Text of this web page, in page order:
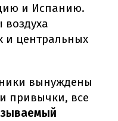
и Испанию.
и центральных
вынуждены
привычки, все